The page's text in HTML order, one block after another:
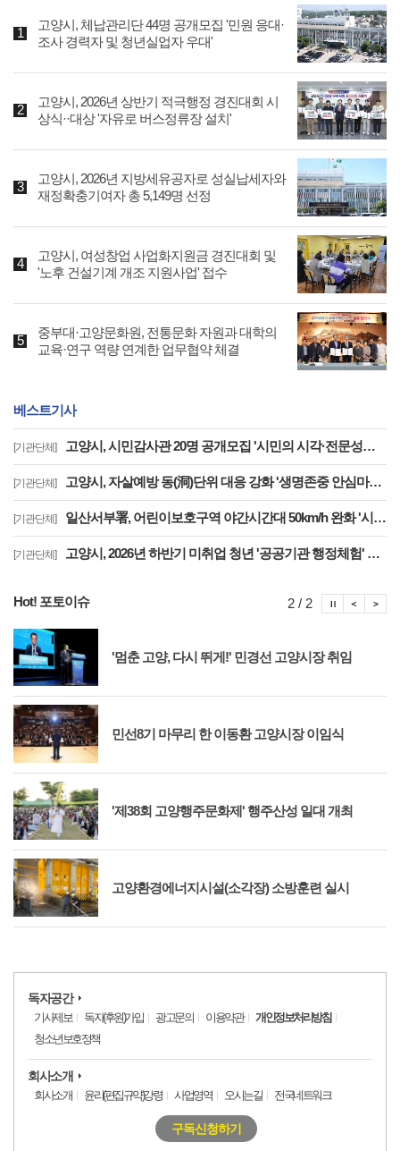
고양시, 체납관리단 44명 공개모집 '민원 응대·
조사 경력자 및 청년실업자 우대'
고양시, 2026년 상반기 적극행정 경진대회 시
상식··대상 '자유로 버스정류장 설치'
고양시, 2026년 지방세유공자로 성실납세자와
재정확충기여자 총 5,149명 선정
고양시, 여성창업 사업화지원금 경진대회 및
'노후 건설기계 개조 지원사업' 접수
중부대·고양문화원, 전통문화 자원과 대학의
교육·연구 역량 연계한 업무협약 체결
베스트기사
[기관단체] 고양시, 시민감사관 20명 공개모집 '시민의 시각·전문성으로 감사행정 제고'
[기관단체] 고양시, 자살예방 동(洞)단위 대응 강화 '생명존중 안심마을' 22개 동 확대
[기관단체] 일산서부署, 어린이보호구역 야간시간대 50km/h 완화 '시간제 속도운영' 시행
[기관단체] 고양시, 2026년 하반기 미취업 청년 '공공기관 행정체험' 연수생 36명 모집
Hot! 포토이슈
'멈춘 고양, 다시 뛰게!' 민경선 고양시장 취임
민선8기 마무리 한 이동환 고양시장 이임식
'제38회 고양행주문화제' 행주산성 일대 개최
고양환경에너지시설(소각장) 소방훈련 실시
2 / 2 포
포토이
독자공간
기사제보 독자(후원)가입 광고문의 이용약관
개인정보처리방침
청소년보호정책
회사소개
회사소개 윤리(편집규약)강령 사업영역 오시는길 전국네트워크
구독신청하기